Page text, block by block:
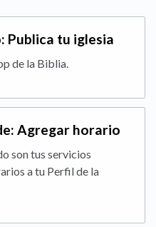
Publica tu iglesia
de la Biblia.
Agregar horario
son tus servicios
a tu Perfil de la